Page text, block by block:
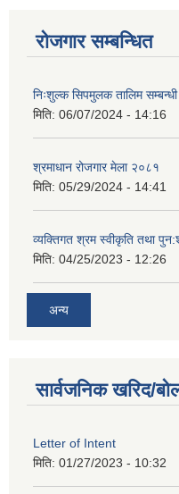
रोजगार सम्बन्धित
निःशुल्क सिपमुलक तालिम
मिति: 06/07/2024 - 14:16
श्रमाधान रोजगार मेला २०८१
मिति: 05/29/2024 - 14:41
व्यक्तिगत श्रम स्वीकृति तथा
मिति: 04/25/2023 - 12:26
अन्य
सार्वजनिक खरिद/
Letter of Intent
मिति: 01/27/2023 - 10:32